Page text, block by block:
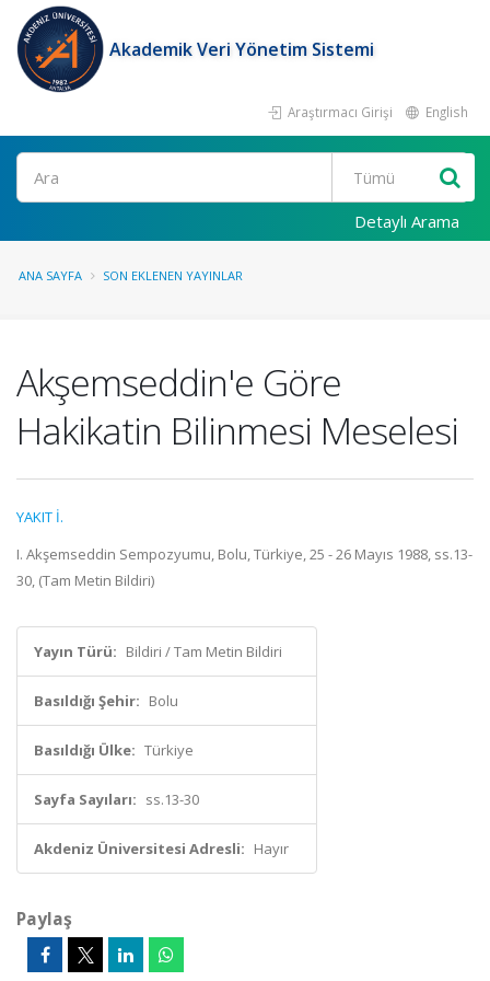
Akademik Veri Yönetim Sistemi
Araştırmacı Girişi English
Ara
Detaylı Arama
ANA SAYFA SON EKLENEN YAYINLAR
Akşemseddin'e Göre
Hakikatin Bilinmesi Meselesi
YAKIT İ.
I. Akşemseddin Sempozyumu, Bolu, Türkiye, 25 - 26 Mayıs 1988, ss.13-
30, (Tam Metin Bildiri)
Yayın Türü: Bildiri / Tam Metin Bildiri
Basıldığı Şehir: Bolu
Basıldığı Ülke: Türkiye
Sayfa Sayıları: ss.13-30
Akdeniz Üniversitesi Adresli: Hayır
Paylaş